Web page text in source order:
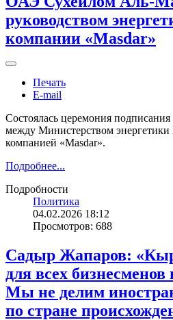
руководством
компании «Masdar»
Печать
E-mail
Состоялась церемония
между Министерством
компанией «Masdar».
Подробнее...
Подробности
Политика
04.02.2026 18:12
Просмотров: 688
Садыр Жапаров:
для всех бизнесменов
Мы не делим
по стране